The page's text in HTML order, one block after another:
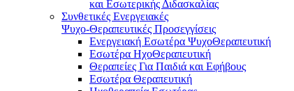
και Εσωτερικής Διδασκαλίας
Συνθετικές Ενεργειακές
Ψυχο-Θεραπευτικές Προσεγγίσεις
Ενεργειακή Εσωτέρα ΨυχοΘεραπευτική
Εσωτέρα ΗχοΘεραπευτική
Θεραπείες Για Παιδιά και Εφήβους
Εσωτέρα Θεραπευτική